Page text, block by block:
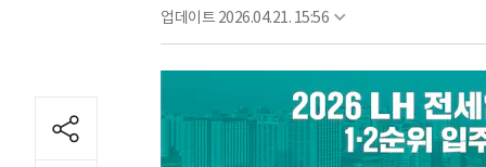
업데이트 2026.04.21. 15:56